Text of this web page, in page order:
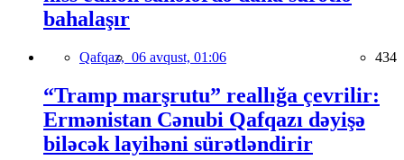
bahalaşır
Qafqaz, 06 avqust, 01:06 434
“Tramp marşrutu” reallığa çevrilir:
Ermənistan Cənubi Qafqazı dəyişə
biləcək layihəni sürətləndirir